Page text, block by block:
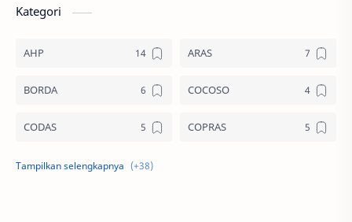
Kategori
AHP ARAS
BORDA COCOSO
CODAS COPRAS
CPI